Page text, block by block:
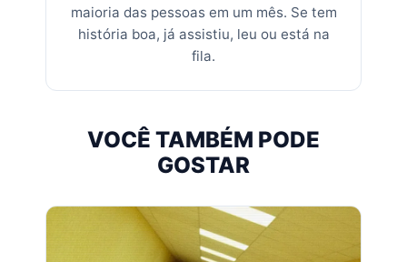
maioria das pessoas em um mês. Se tem
história boa, já assistiu, leu ou está na
fila.
VOCÊ TAMBÉM PODE
GOSTAR